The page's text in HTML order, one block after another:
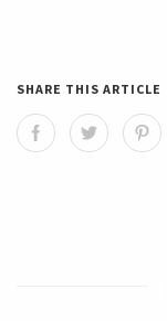
SHARE THIS ARTICLE